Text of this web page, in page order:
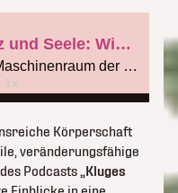
Körperschaft
veränderungsfähige
Podcasts„Kluges